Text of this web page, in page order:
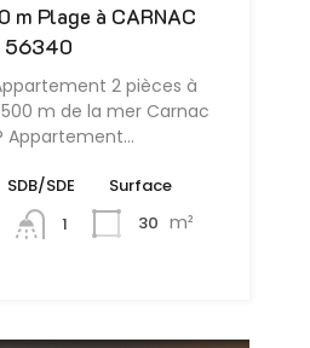
m Plage à CARNAC
56340
2 pièces à
m de la mer Carnac
Appartement…
SDB/SDE
1
Surface
30 m²